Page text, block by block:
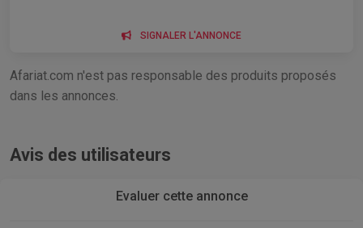
SIGNALER L'ANNONCE
Afariat.com n'est pas responsable des produits proposés
dans les annonces.
Avis des utilisateurs
Evaluer cette annonce